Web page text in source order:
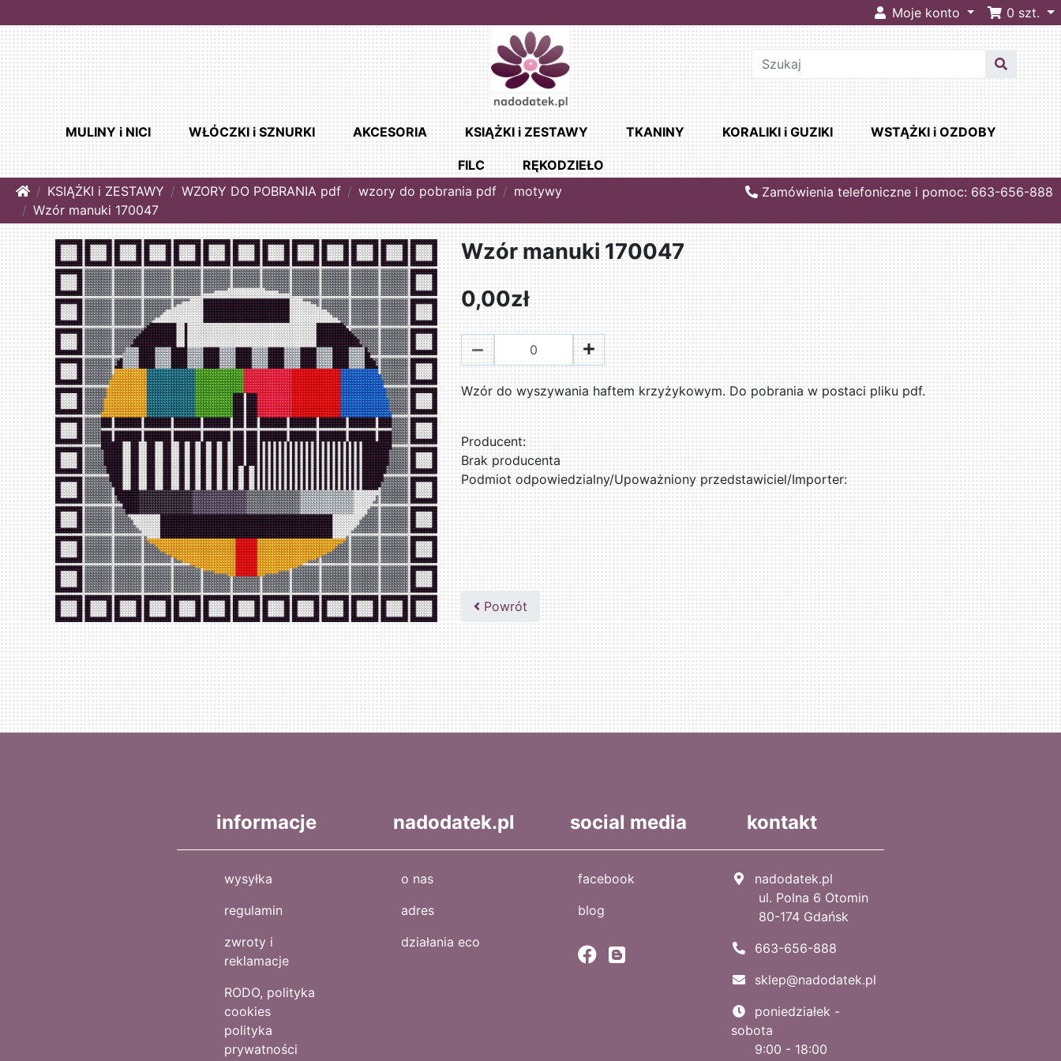
Moje konto 0 szt.
MULINY i NICI WŁÓCZKI i SZNURKI AKCESORIA KSIĄŻKI i ZESTAWY TKANINY KORALIKI i GUZIKI WSTĄŻKI i OZDOBY
FILC
RĘKODZIEŁO
HomeKSIĄŻKI i ZESTAWY WZORY DO POBRANIA pdf wzory do pobrania pdf
motywy
Wzór manuki 170047
Zamówienia telefoniczne i pomoc: 663-656-888
Wzór manuki 170047
0,00zł
Wzór do wyszywania haftem krzyżykowym. Do pobrania w postaci pliku pdf.
Producent:
Brak producenta
Podmiot odpowiedzialny/Upoważniony przedstawiciel/Importer:
Powrót
informacje
wysyłka
regulamin
zwroty i
reklamacje
RODO, polityka
cookies
polityka
prywatności
nadodatek.pl
o nas
adres
działania eco
social media
facebook
blog
kontakt
nadodatek.pl
ul. Polna 6 Otomin
80-174 Gdańsk
663-656-888
sklep@nadodatek.pl
poniedziałek -
sobota
9:00 - 18:00